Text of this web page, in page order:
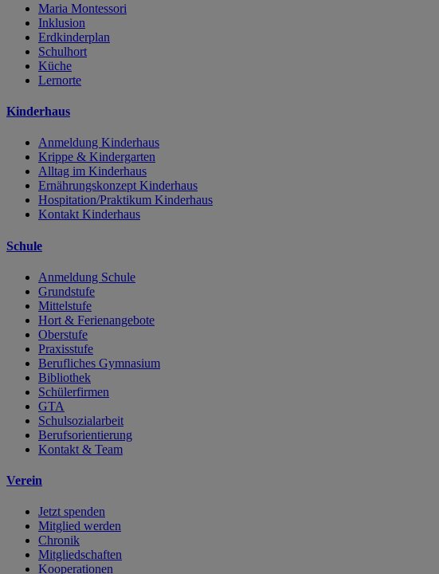
Maria Montessori
Inklusion
Erdkinderplan
Schulhort
Küche
Lernorte
Kinderhaus
Anmeldung Kinderhaus
Krippe & Kindergarten
Alltag im Kinderhaus
Ernährungskonzept Kinderhaus
Hospitation/Praktikum Kinderhaus
Kontakt Kinderhaus
Schule
Anmeldung Schule
Grundstufe
Mittelstufe
Hort & Ferienangebote
Oberstufe
Praxisstufe
Berufliches Gymnasium
Bibliothek
Schülerfirmen
GTA
Schulsozialarbeit
Berufsorientierung
Kontakt & Team
Verein
Jetzt spenden
Mitglied werden
Chronik
Mitgliedschaften
Kooperationen